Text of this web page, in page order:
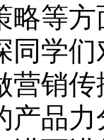
略等
同学
营销
产品